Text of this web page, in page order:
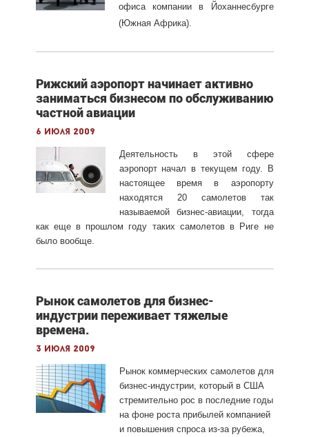
офиса компании в Йоханнесбурге
(Южная Африка).
Рижский аэропорт начинает активно
заниматься бизнесом по обслуживанию
частной авиации
6 июля 2009
Деятельность в этой сфере
аэропорт начал в текущем году. В
настоящее время в аэропорту
находятся 20 самолетов так
называемой бизнес-авиации, тогда
как еще в прошлом году таких самолетов в Риге не
было вообще.
Рынок самолетов для бизнес-
индустрии переживает тяжелые
времена.
3 июля 2009
Рынок коммерческих самолетов для
бизнес-индустрии, который в США
стремительно рос в последние годы
на фоне роста прибылей компанией
и повышения спроса из-за рубежа,